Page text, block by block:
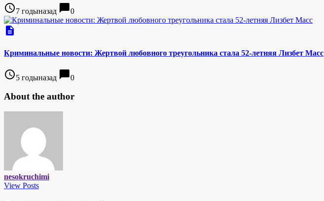
access_time7 годыназад chat_bubble0
description
Криминальные новости: Жертвой любовного треугольника стала 52-летняя Лизбет Масс
access_time5 годыназад chat_bubble0
About the author
nesokruchimi
View Posts